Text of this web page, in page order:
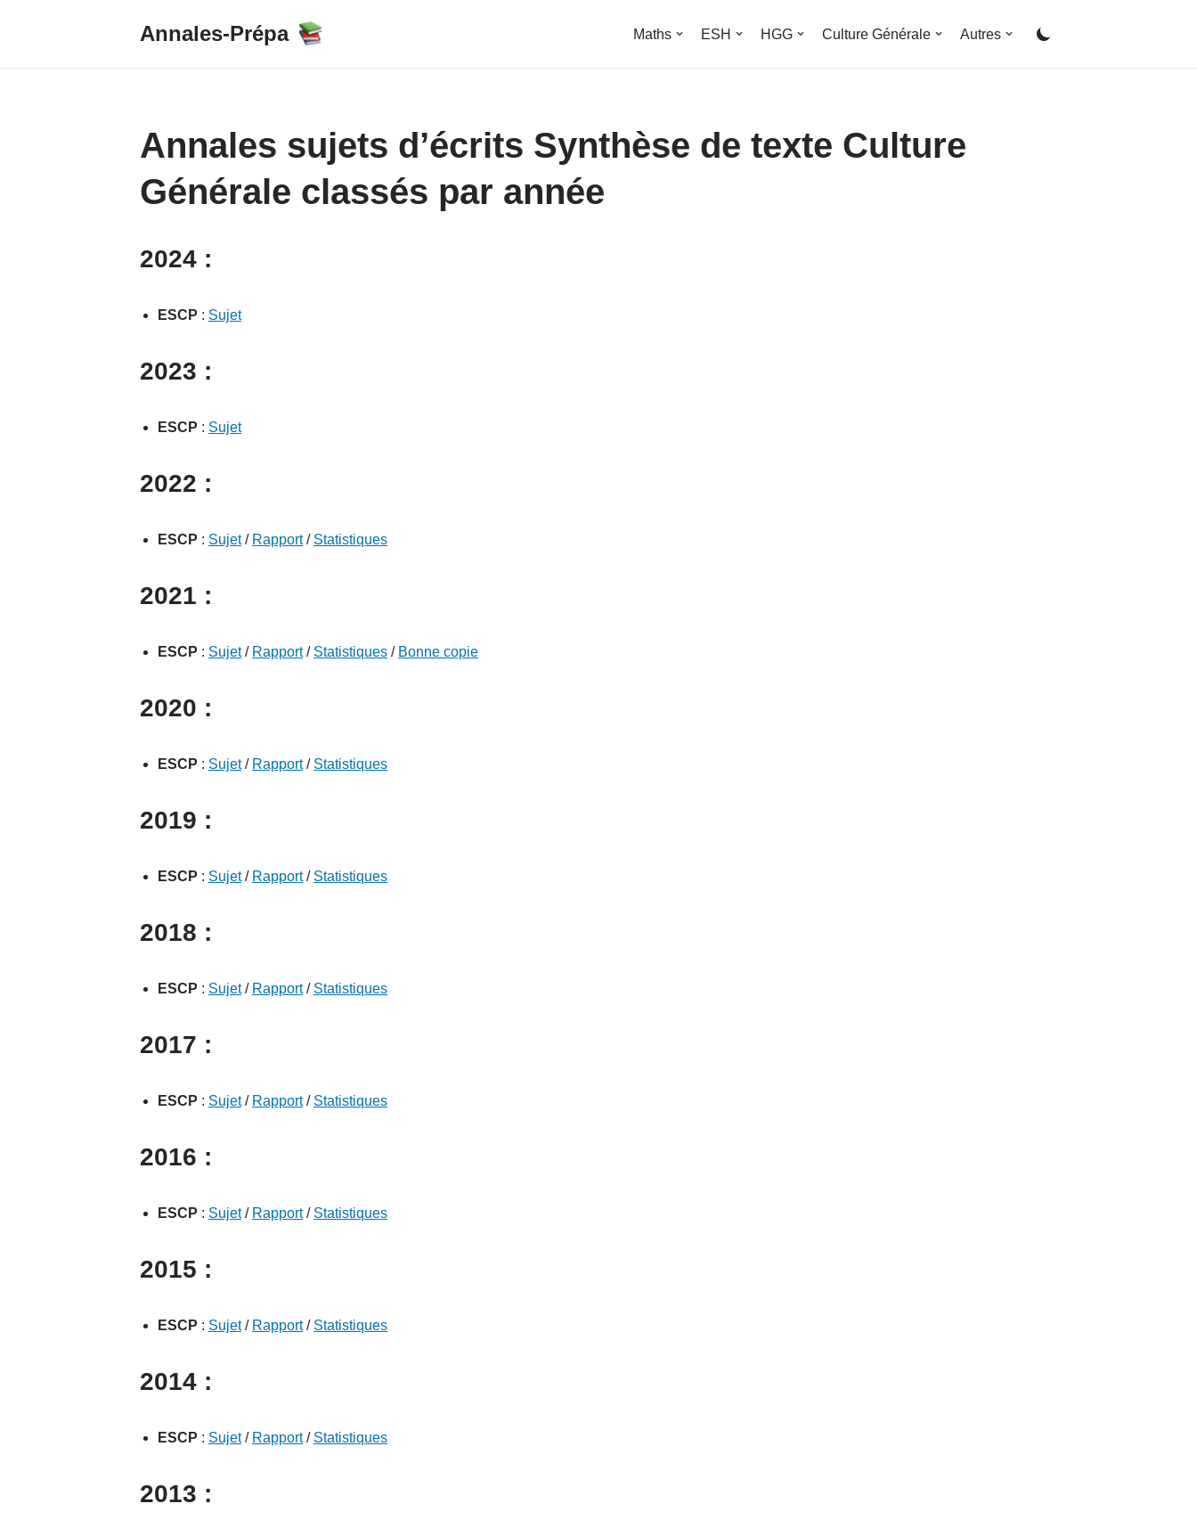
to
Annales-Prépa Maths ESH HGG Culture Générale Autres
Annales sujets d’écrits Synthèse de texte Culture
Générale classés par année
2024 :
ESCP : Sujet
2023 :
ESCP : Sujet
2022 :
ESCP : Sujet/ Rapport/ Statistiques
2021 :
ESCP : Sujet/ Rapport/ Statistiques / Bonne copie
2020 :
ESCP : Sujet/ Rapport/ Statistiques
2019 :
ESCP : Sujet/ Rapport/ Statistiques
2018 :
ESCP : Sujet/ Rapport/ Statistiques
2017 :
ESCP : Sujet/ Rapport/ Statistiques
2016 :
ESCP : Sujet/ Rapport/ Statistiques
2015 :
ESCP : Sujet/ Rapport/ Statistiques
2014 :
ESCP : Sujet/ Rapport/ Statistiques
2013 :